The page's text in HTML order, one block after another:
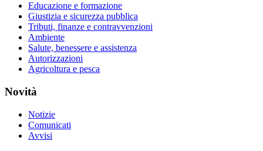
Educazione e formazione
Giustizia e sicurezza pubblica
Tributi, finanze e contravvenzioni
Ambiente
Salute, benessere e assistenza
Autorizzazioni
Agricoltura e pesca
Novità
Notizie
Comunicati
Avvisi